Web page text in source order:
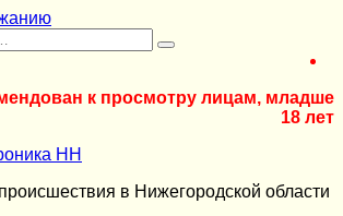
к просмотру лицам, младше
18 лет
НН
в Нижегородской области